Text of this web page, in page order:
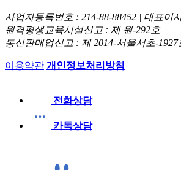
사업자등록번호 : 214-88-88452 | 대표이
원격평생교육시설신고 : 제 원-292호
통신판매업신고 : 제 2014-서울서초-1927
이용약관 개인정보처리방침
전화상담
카톡상담